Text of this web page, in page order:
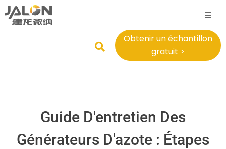
Obtenir un échantillon
gratuit >
Guide D'entretien Des
Générateurs D'azote : Étapes